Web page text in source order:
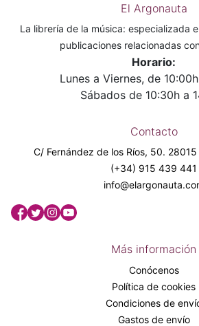
El Argonauta
La librería de la música: especializada
publicaciones relacionadas
Horario:
Lunes a Viernes, de
Sábados de 10:30h a
Contacto
C/ Fernández de los Ríos, 50.
(+34) 915 439 441
Más información
Conócenos
Política de cookies
Condiciones de
Gastos de envío